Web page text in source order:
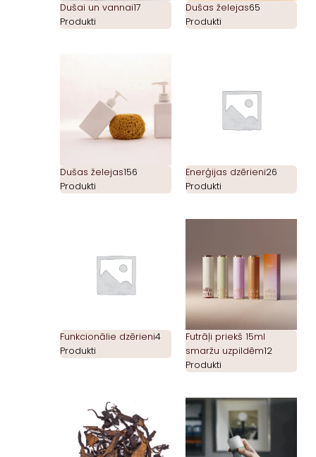
Dušai un vannai17
Produkti
Dušas želejas65
Produkti
Dušas želejas156
Produkti
Enerģijas dzērieni26
Produkti
Funkcionālie dzērieni4
Produkti
Futrāļi priekš 15ml
smaržu uzpildēm12
Produkti